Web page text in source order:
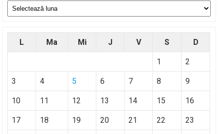
Arhive
L Ma Mi J V S D
1 2
3 4 5 6 7 8 9
10 11 12 13 14 15 16
17 18 19 20 21 22 23